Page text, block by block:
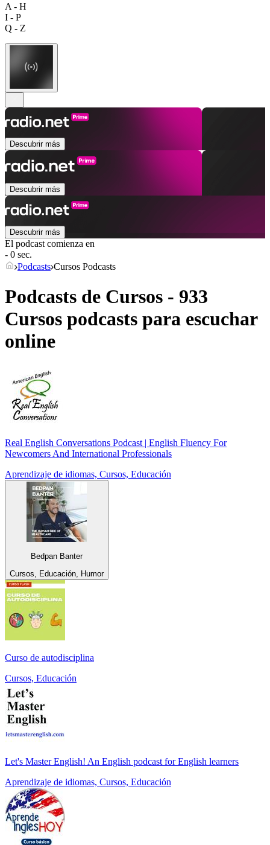
A - H
I - P
Q - Z
Descubrir más
Descubrir más
Descubrir más
El podcast comienza en
- 0 sec.
Podcasts Cursos Podcasts
Podcasts de Cursos - 933
Cursos podcasts para escuchar
online
Real English Conversations Podcast | English Fluency For
Newcomers And International Professionals
Aprendizaje de idiomas, Cursos, Educación
Bedpan Banter
Cursos, Educación, Humor
Curso de autodisciplina
Cursos, Educación
Let's Master English! An English podcast for English learners
Aprendizaje de idiomas, Cursos, Educación